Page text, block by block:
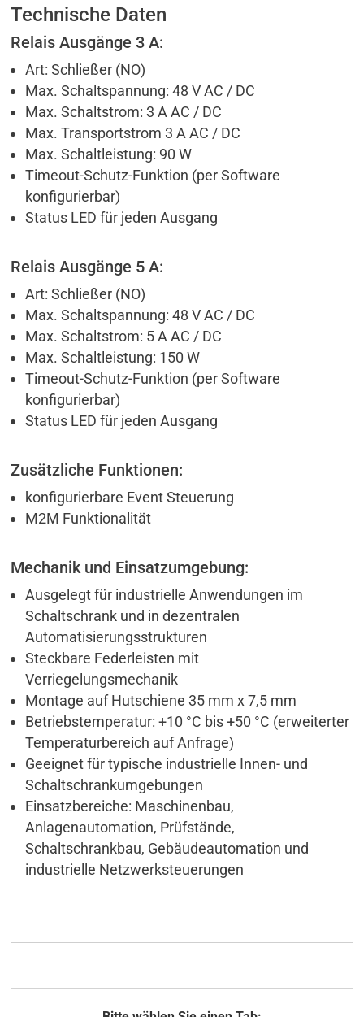
Technische Daten
Relais Ausgänge 3 A:
Art: Schließer (NO)
Max. Schaltspannung: 48 V AC / DC
Max. Schaltstrom: 3 A AC / DC
Max. Transportstrom 3 A AC / DC
Max. Schaltleistung: 90 W
Timeout-Schutz-Funktion (per Software
konfigurierbar)
Status LED für jeden Ausgang
Relais Ausgänge 5 A:
Art: Schließer (NO)
Max. Schaltspannung: 48 V AC / DC
Max. Schaltstrom: 5 A AC / DC
Max. Schaltleistung: 150 W
Timeout-Schutz-Funktion (per Software
konfigurierbar)
Status LED für jeden Ausgang
Zusätzliche Funktionen:
konfigurierbare Event Steuerung
M2M Funktionalität
Mechanik und Einsatzumgebung:
Ausgelegt für industrielle Anwendungen im
Schaltschrank und in dezentralen
Automatisierungsstrukturen
Steckbare Federleisten mit
Verriegelungsmechanik
Montage auf Hutschiene 35 mm x 7,5 mm
Betriebstemperatur: +10 °C bis +50 °C (erweiterter
Temperaturbereich auf Anfrage)
Geeignet für typische industrielle Innen- und
Schaltschrankumgebungen
Einsatzbereiche: Maschinenbau,
Anlagenautomation, Prüfstände,
Schaltschrankbau, Gebäudeautomation und
industrielle Netzwerksteuerungen